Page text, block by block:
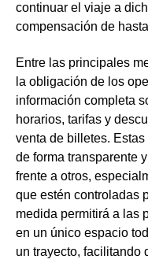
continuar el viaje a
compensación de
Entre las principales
la obligación de los
información completa
horarios, tarifas y
venta de billetes.
de forma transparente
frente a otros,
que estén controladas
medida permitirá a las
en un único espacio
un trayecto, facilitando